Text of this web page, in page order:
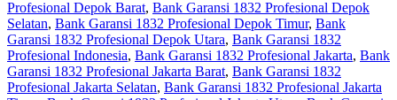
Profesional Depok Barat, Bank Garansi 1832 Profesional Depok
Selatan, Bank Garansi 1832 Profesional Depok Timur, Bank
Garansi 1832 Profesional Depok Utara, Bank Garansi 1832
Profesional Indonesia, Bank Garansi 1832 Profesional Jakarta, Bank
Garansi 1832 Profesional Jakarta Barat, Bank Garansi 1832
Profesional Jakarta Selatan, Bank Garansi 1832 Profesional Jakarta